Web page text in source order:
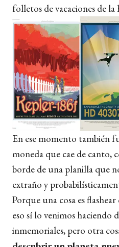
folletos de vacaciones de la
En ese momento también
moneda que cae de canto,
borde de una planilla que
extraño y
Porque una cosa es
eso sí lo venimos haciendo
inmemoriales, pero otra